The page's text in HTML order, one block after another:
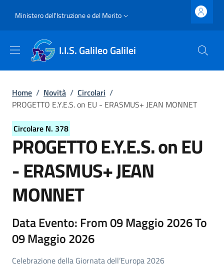
Slim top
Ministero dell'Istruzione e del Merito
I.I.S. Galileo Galilei
Briciole di pane
Home / Novità / Circolari /
PROGETTO E.Y.E.S. on EU - ERASMUS+ JEAN MONNET
Circolare N. 378
PROGETTO E.Y.E.S. on EU
- ERASMUS+ JEAN
MONNET
Dettagli della circolare
Data Evento: From 09 Maggio 2026 To
09 Maggio 2026
Celebrazione della Giornata dell’Europa 2026